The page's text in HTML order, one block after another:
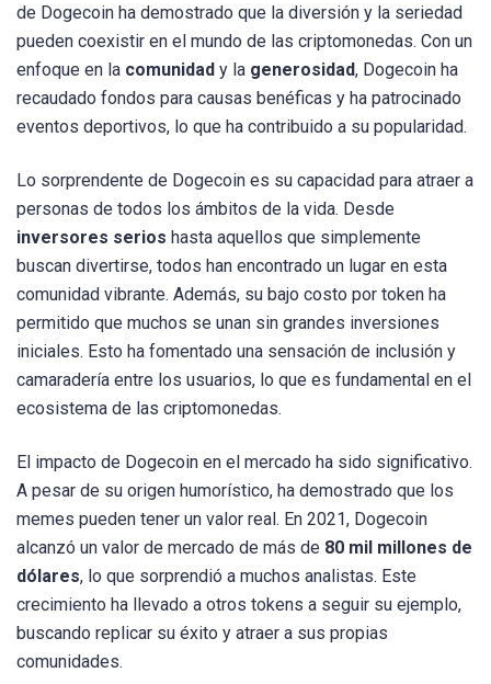
de Dogecoin ha demostrado que la diversión y la seriedad
pueden coexistir en el mundo de las criptomonedas. Con un
enfoque en la comunidad y la generosidad, Dogecoin ha
recaudado fondos para causas benéficas y ha patrocinado
eventos deportivos, lo que ha contribuido a su popularidad.
Lo sorprendente de Dogecoin es su capacidad para atraer a
personas de todos los ámbitos de la vida. Desde
inversores serios hasta aquellos que simplemente
buscan divertirse, todos han encontrado un lugar en esta
comunidad vibrante. Además, su bajo costo por token ha
permitido que muchos se unan sin grandes inversiones
iniciales. Esto ha fomentado una sensación de inclusión y
camaradería entre los usuarios, lo que es fundamental en el
ecosistema de las criptomonedas.
El impacto de Dogecoin en el mercado ha sido significativo.
A pesar de su origen humorístico, ha demostrado que los
memes pueden tener un valor real. En 2021, Dogecoin
alcanzó un valor de mercado de más de 80 mil millones de
dólares, lo que sorprendió a muchos analistas. Este
crecimiento ha llevado a otros tokens a seguir su ejemplo,
buscando replicar su éxito y atraer a sus propias
comunidades.